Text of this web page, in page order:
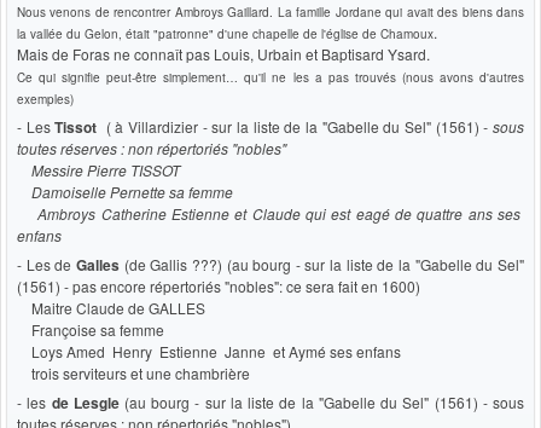
Nous venons de rencontrer Ambroys Gaillard. La famille Jordane qui avait des biens dans
la vallée du Gelon, était "patronne" d'une chapelle de l'église de Chamoux.
Mais de Foras ne connaît pas Louis, Urbain et Baptisard Ysard.
Ce qui signifie peut-être simplement… qu'il ne les a pas trouvés (nous avons d'autres
exemples)
- LesTissot ( à Villardizier - sur la liste de la "Gabelle du Sel" (1561) - sous
toutes réserves : non répertoriés "nobles"
Messire Pierre TISSOT
Damoiselle Pernette sa femme
Ambroys Catherine Estienne et Claude qui est eagé de quattre ans ses
enfans
- Les de Galles (de Gallis ???) (au bourg - sur la liste de la "Gabelle du Sel"
(1561) - pas encore répertoriés "nobles": ce sera fait en 1600)
Maitre Claude de GALLES
Françoise sa femme
Loys Amed Henry Estienne Janne et Aymé ses enfans
trois serviteurs et une chambrière
- les de Lesgle (au bourg - sur la liste de la "Gabelle du Sel" (1561) - sous
toutes réserves : non répertoriés "nobles")